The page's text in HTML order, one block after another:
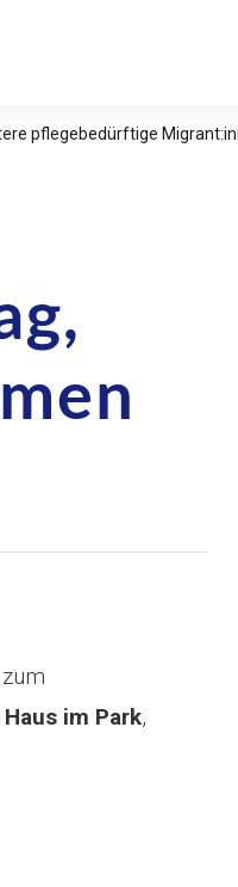
pflegebedürftige
im Park,